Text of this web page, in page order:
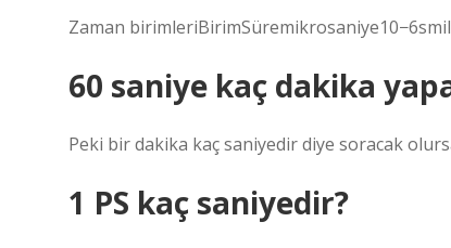
Zaman
60 saniye kaç dakika
Peki bir dakika kaç saniyedir diye soracak
1 PS kaç saniyedir?